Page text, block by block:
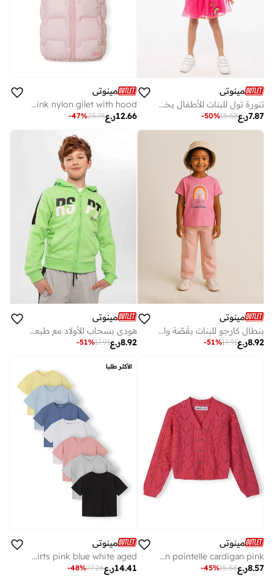
مينوتي
تنورة تول للبنات للأطفال بخصر مطاطي ونقشة مرحة
ر.ع7.87
15.58
-50%
مينوتي
Girls lightweight pink nylon gilet with hood
ر.ع12.66
23.75
-47%
مينوتي
بنطال كارجو للبنات بقَصّة واسعة وجيوب جانبية
ر.ع8.92
17.91
-51%
مينوتي
هودي بسحاب للأولاد مع طبعة وتفاصيل كتف متباينة
ر.ع8.92
17.91
-51%
مينوتي
Girls cotton pointelle cardigan pink
ر.ع8.57
15.58
-45%
الأكثر طلبا
مينوتي
Girls 7-pack cotton t-shirts pink blue white aged
ر.ع14.41
27.26
-48%